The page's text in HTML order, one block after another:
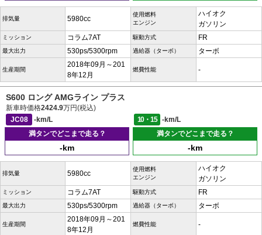
排気量 5980cc
使用燃料
エンジン
ハイオク
ガソリン
ミッション コラム7AT 駆動方式 FR
最大出力 530ps/5300rpm 過給器（ターボ） ターボ
生産期間
2018年09月～201
8年12月
燃費性能 -
S600 ロング AMGライン プラス
新車時価格2424.9万円(税込)
JC08
-km/L 10・15
-km/L
満タンでどこまで走る？
-km
満タンでどこまで走る？
-km
排気量 5980cc
使用燃料
エンジン
ハイオク
ガソリン
ミッション コラム7AT 駆動方式 FR
最大出力 530ps/5300rpm 過給器（ターボ） ターボ
生産期間
2018年09月～201
8年12月
燃費性能 -